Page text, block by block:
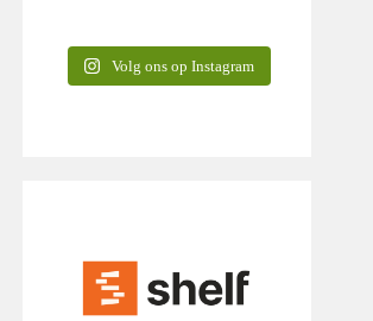
Volg ons op Instagram